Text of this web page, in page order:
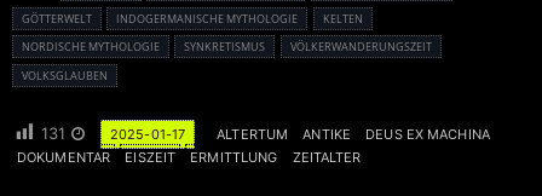
GÖTTERWELT
INDOGERMANISCHE MYTHOLOGIE
KELTEN
NORDISCHE MYTHOLOGIE
SYNKRETISMUS
VÖLKERWANDERUNGSZEIT
VOLKSGLAUBEN
131 2025-01-17 ALTERTUM ANTIKE
DEUS EX MACHINA
DOKUMENTAR
EISZEIT ERMITTLUNG ZEITALTER